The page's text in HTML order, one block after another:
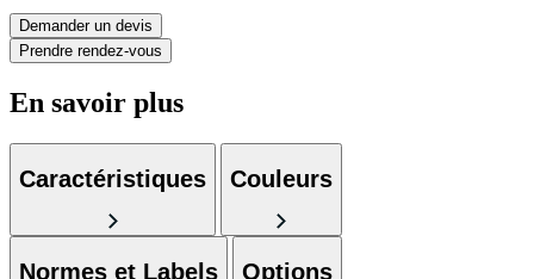
Demander un devis
Prendre rendez-vous
En savoir plus
Caractéristiques Couleurs
Normes et Labels Options